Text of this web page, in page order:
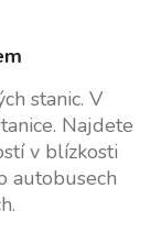
stanic. V
Najdete
v blízkosti
autobusech